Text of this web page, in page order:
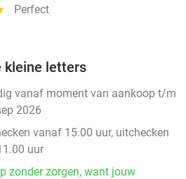
Perfect
kleine letters
vanaf moment van aankoop t/m
2026
vanaf 15.00 uur, uitchecken
uur
zonder zorgen, want jouw